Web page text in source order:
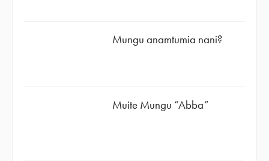
Mungu anamtumia nani?
Muite Mungu “Abba”